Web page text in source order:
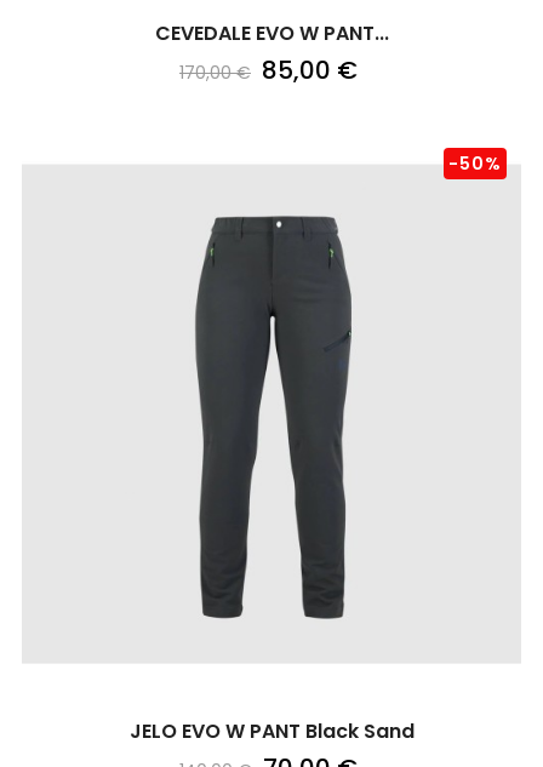
CEVEDALE EVO W PANT...
170,00 € 85,00 €
JELO EVO W PANT Black Sand
-50%